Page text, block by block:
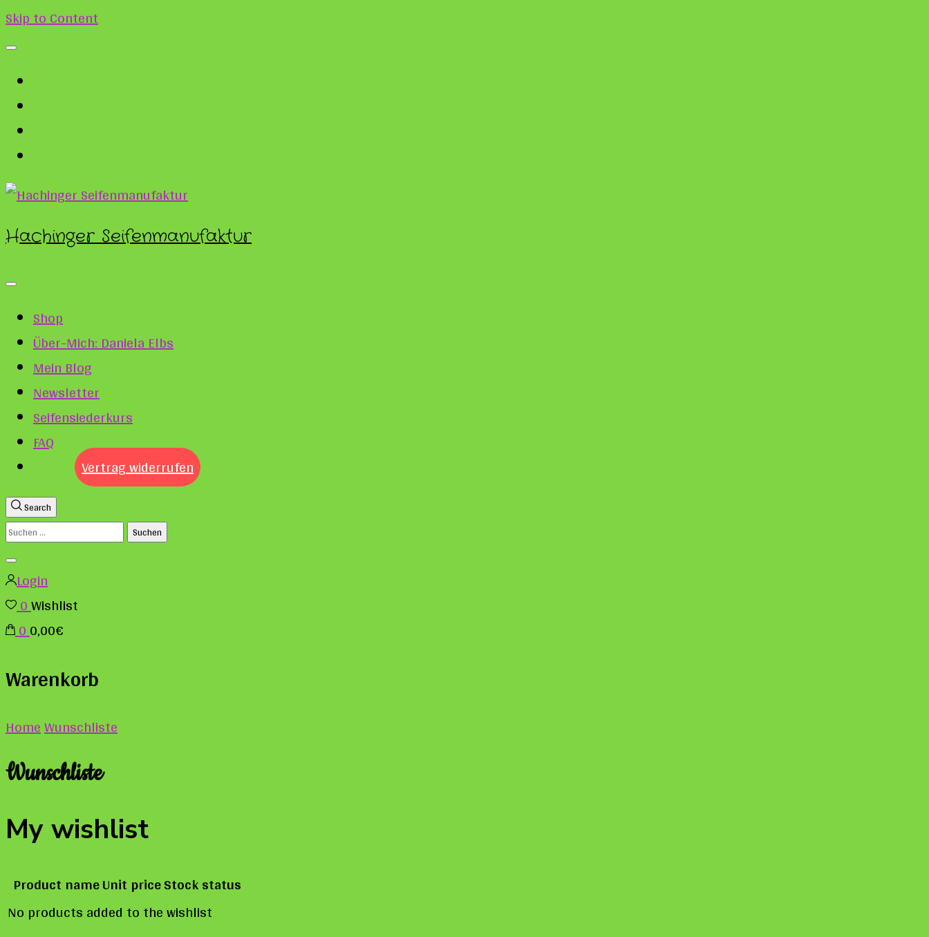
Skip to Content
Hachinger Seifenmanufaktur
Shop
Über-Mich: Daniela Elbs
Mein Blog
Newsletter
Seifensiederkurs
FAQ
Vertrag widerrufen
Search
Suchen
nach:
Login
0Wishlist
00,00€
Warenkorb
HomeWunschliste
Wunschliste
My wishlist
Product nameUnit priceStock status
No products added to the wishlist